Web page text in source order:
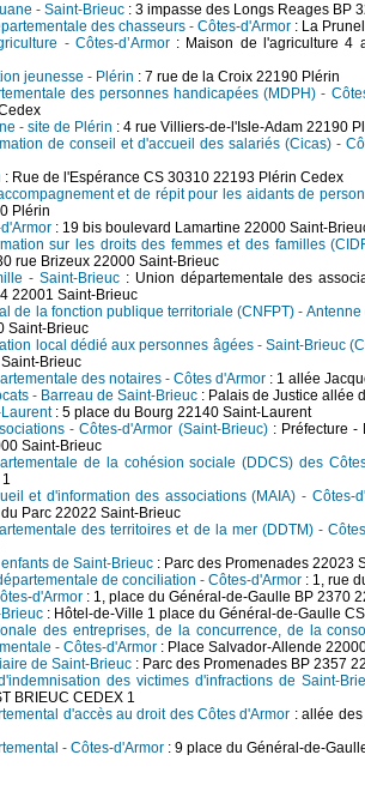
- Saint-Brieuc : 3 impasse des Longs Reages BP
des chasseurs - Côtes-d'Armor : La
- Côtes-d’Armor: Maison de l'agriculture 4
jeunesse - Plérin : 7 rue de la Croix 22190 Plérin
des personnes handicapées (MDPH) -
- site de Plérin : 4 rue Villiers-de-l'Isle-Adam 22190
de conseil et d'accueil des salariés (Cicas) -
: Rue de l'Espérance CS 30310 22193 Plérin Cedex
et de répit pour les aidants de
Plérin
: 19 bis boulevard Lamartine 22000 Saint-
sur les droits des femmes et des familles
rue Brizeux 22000 Saint-Brieuc
- Saint-Brieuc: Union départementale des
22001 Saint-Brieuc
de la fonction publique territoriale (CNFPT) -
Saint-Brieuc
local dédié aux personnes âgées - Saint-Brieuc
Brieuc
des notaires - Côtes d'Armor : 1 allée
- Barreau de Saint-Brieuc : Palais de Justice allée
: 5 place du Bourg 22140 Saint-Laurent
- Côtes-d'Armor (Saint-Brieuc): Préfecture -
Saint-Brieuc
de la cohésion sociale (DDCS) des
et d'information des associations (MAIA) - Côtes-
Parc 22022 Saint-Brieuc
des territoires et de la mer (DDTM) -
de Saint-Brieuc : Parc des Promenades 22023
de conciliation - Côtes-d'Armor : 1, rue
d'Armor : 1, place du Général-de-Gaulle BP 2370
: Hôtel-de-Ville 1 place du Général-de-Gaulle
des entreprises, de la concurrence, de la
- Côtes-d'Armor : Place Salvador-Allende
de Saint-Brieuc : Parc des Promenades BP 2357
des victimes d'infractions de Saint-
BRIEUC CEDEX 1
d'accès au droit des Côtes d'Armor : allée
- Côtes-d'Armor : 9 place du Général-de-